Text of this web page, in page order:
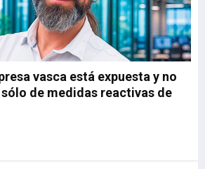
vasca está expuesta y no
de medidas reactivas de